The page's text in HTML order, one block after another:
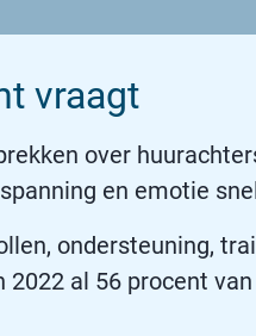
vraagt
over
en emotie
ondersteuning,
al 56 procent